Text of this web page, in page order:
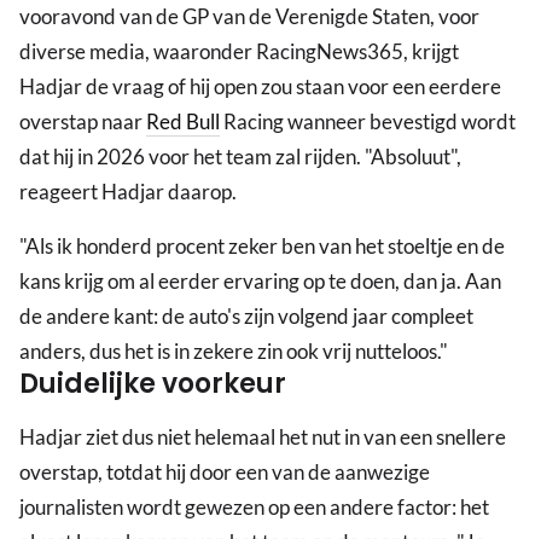
vooravond van de GP van de Verenigde Staten, voor
diverse media, waaronder RacingNews365, krijgt
Hadjar de vraag of hij open zou staan voor een eerdere
overstap naarRed Bull Racing wanneer bevestigd wordt
dat hij in 2026 voor het team zal rijden. "Absoluut",
reageert Hadjar daarop.
"Als ik honderd procent zeker ben van het stoeltje en de
kans krijg om al eerder ervaring op te doen, dan ja. Aan
de andere kant: de auto's zijn volgend jaar compleet
anders, dus het is in zekere zin ook vrij nutteloos."
Duidelijke voorkeur
Hadjar ziet dus niet helemaal het nut in van een snellere
overstap, totdat hij door een van de aanwezige
journalisten wordt gewezen op een andere factor: het